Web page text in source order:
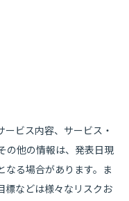
ビス内容、サービス・
の他の情報は、発表日現
なる場合があります。ま
標などは様々なリスクお